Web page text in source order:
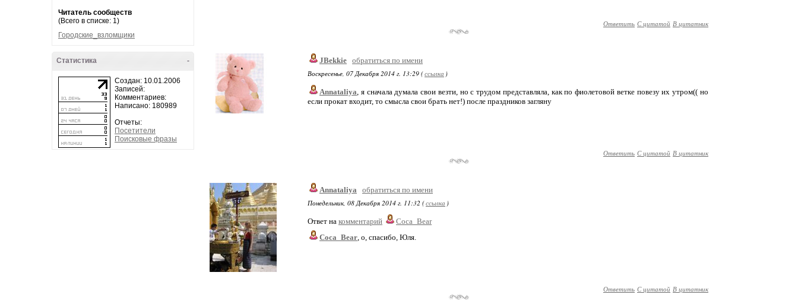
Читатель сообществ
(Всего в списке: 1)
Городские_взломщики
-
Статистика
Создан: 10.01.2006
Записей:
Комментариев:
Написано: 180989
Отчеты:
Посетители
Поисковые фразы
Ответить С цитатой В цитатник
JBekkie обратиться по имени
Воскресенье, 07 Декабря 2014 г. 13:29 (ссылка )
Annataliya, я сначала думала свои везти, но с трудом представляла, как по фиолетовой ветке повезу их утром(( но
если прокат входит, то смысла свои брать нет!) после праздников загляну
Ответить С цитатой В цитатник
Annataliya
обратиться по имени
Понедельник, 08 Декабря 2014 г. 11:32 (ссылка )
Ответ на комментарий
Coca_Bear
Coca_Bear, о, спасибо, Юля.
Ответить С цитатой В цитатник